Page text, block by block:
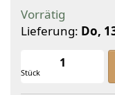
Vorrätig
Lieferung: Do,
Stück